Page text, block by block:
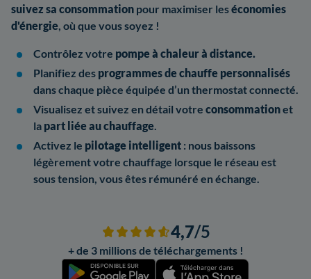
suivez sa consommation pour maximiser leséconomies
d'énergie, où que vous soyez !
Contrôlez votre pompe à chaleur à distance.
Planifiez des programmes de chauffe personnalisés
dans chaque pièce équipée d’un thermostat connecté.
Visualisez et suivez en détail votre consommationet
la part liée au chauffage.
Activez le pilotage intelligent : nous baissons
légèrement votre chauffage lorsque le réseau est
sous tension, vous êtes rémunéré en échange.
4,7/5
+ de 3 millions de téléchargements !